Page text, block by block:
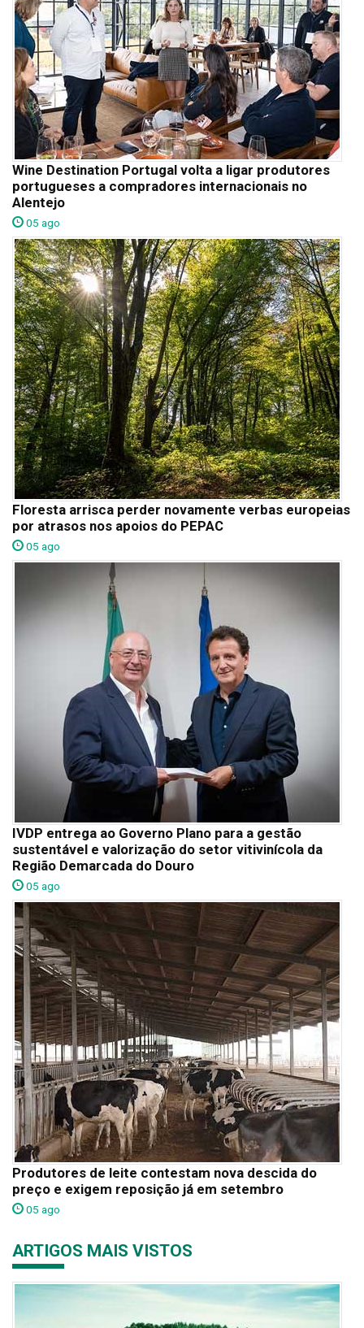
Wine Destination Portugal volta a ligar produtores
portugueses a compradores internacionais no
Alentejo
05 ago
Floresta arrisca perder novamente verbas europeias
por atrasos nos apoios do PEPAC
05 ago
IVDP entrega ao Governo Plano para a gestão
sustentável e valorização do setor vitivinícola da
Região Demarcada do Douro
05 ago
Produtores de leite contestam nova descida do
preço e exigem reposição já em setembro
05 ago
ARTIGOS MAIS VISTOS